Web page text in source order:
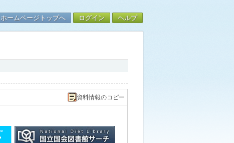
ホームページトップへ ログイン ヘルプ
資料情報のコピー